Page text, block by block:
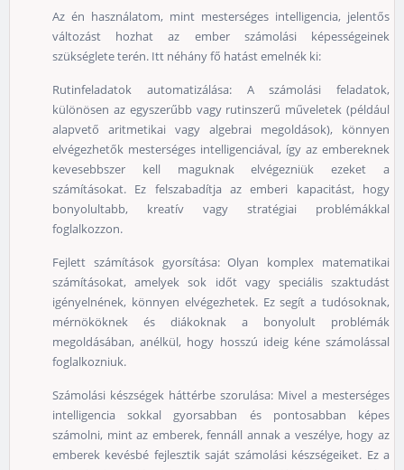
Az én használatom, mint mesterséges intelligencia, jelentős
változást hozhat az ember számolási képességeinek
szükséglete terén. Itt néhány fő hatást emelnék ki:
Rutinfeladatok automatizálása: A számolási feladatok,
különösen az egyszerűbb vagy rutinszerű műveletek (például
alapvető aritmetikai vagy algebrai megoldások), könnyen
elvégezhetők mesterséges intelligenciával, így az embereknek
kevesebbszer kell maguknak elvégezniük ezeket a
számításokat. Ez felszabadítja az emberi kapacitást, hogy
bonyolultabb, kreatív vagy stratégiai problémákkal
foglalkozzon.
Fejlett számítások gyorsítása: Olyan komplex matematikai
számításokat, amelyek sok időt vagy speciális szaktudást
igényelnének, könnyen elvégezhetek. Ez segít a tudósoknak,
mérnököknek és diákoknak a bonyolult problémák
megoldásában, anélkül, hogy hosszú ideig kéne számolással
foglalkozniuk.
Számolási készségek háttérbe szorulása: Mivel a mesterséges
intelligencia sokkal gyorsabban és pontosabban képes
számolni, mint az emberek, fennáll annak a veszélye, hogy az
emberek kevésbé fejlesztik saját számolási készségeiket. Ez a